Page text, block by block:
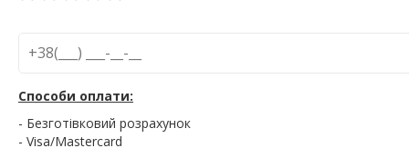
Способи оплати:
- Безготівковий розрахунок
- Visa/Mastercard